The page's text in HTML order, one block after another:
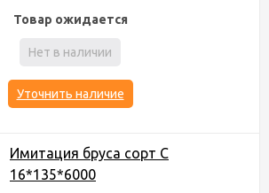
Товар ожидается
Нет в наличии
Уточнить наличие
Имитация бруса сорт С
16*135*6000